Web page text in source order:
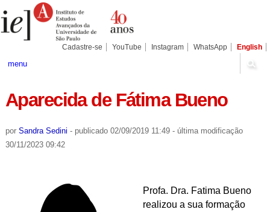
para
conteúdo.
Pessoais
Cadastre-se YouTube Instagram WhatsApp English
menu
Aparecida de Fátima Bueno
por Sandra Sedini - publicado02/09/2019 11:49 - última modificação
30/11/2023 09:42
Profa. Dra. Fatima Bueno
realizou a sua formação